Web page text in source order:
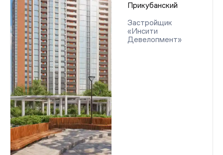
Прикубанский
Застройщик
«Инсити
Девелопмент»